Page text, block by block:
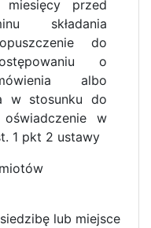
przed
składania
do
o
albo
w stosunku do
w
1 pkt 2 ustawy
lub miejsce